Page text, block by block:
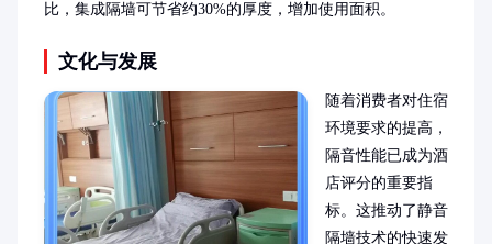
比，集成隔墙可节省约30%的厚度，增加使用面积。
文化与发展
随着消费者对住宿
环境要求的提高，
隔音性能已成为酒
店评分的重要指
标。这推动了静音
隔墙技术的快速发